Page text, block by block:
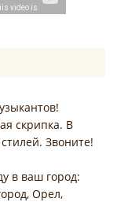
скрипка. В
Звоните!
в ваш город:
Орел,